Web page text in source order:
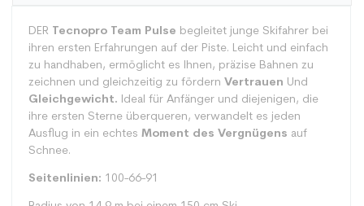
DER Tecnopro Team Pulse begleitet junge Skifahrer bei
ihren ersten Erfahrungen auf der Piste. Leicht und einfach
zu handhaben, ermöglicht es Ihnen, präzise Bahnen zu
zeichnen und gleichzeitig zu fördern Vertrauen Und
Gleichgewicht. Ideal für Anfänger und diejenigen, die
ihre ersten Sterne überqueren, verwandelt es jeden
Ausflug in ein echtes Moment des Vergnügens auf
Schnee.
Seitenlinien: 100-66-91